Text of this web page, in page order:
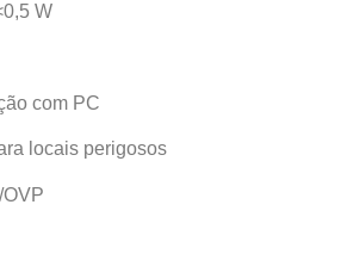
W
com PC
locais perigosos